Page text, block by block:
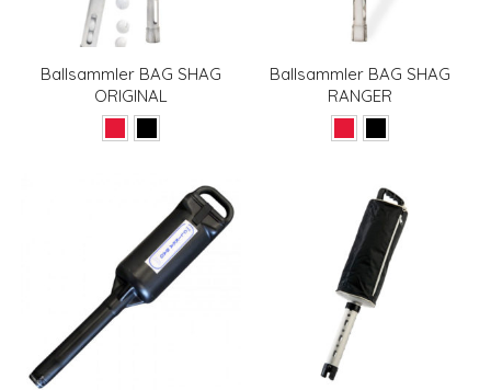
Ballsammler BAG SHAG
ORIGINAL
Ballsammler BAG SHAG
RANGER